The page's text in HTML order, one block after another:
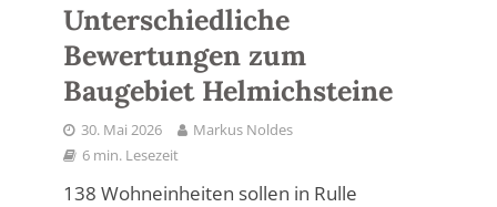
Unterschiedliche
Bewertungen zum
Baugebiet Helmichsteine
30. Mai 2026
Markus Noldes
6 min. Lesezeit
138 Wohneinheiten sollen in Rulle